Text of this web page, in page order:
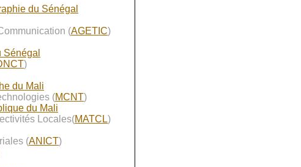
du Sénégal
(AGETIC)
)
du Mali
(MCNT)
du Mali
Locales(MATCL)
(ANICT)